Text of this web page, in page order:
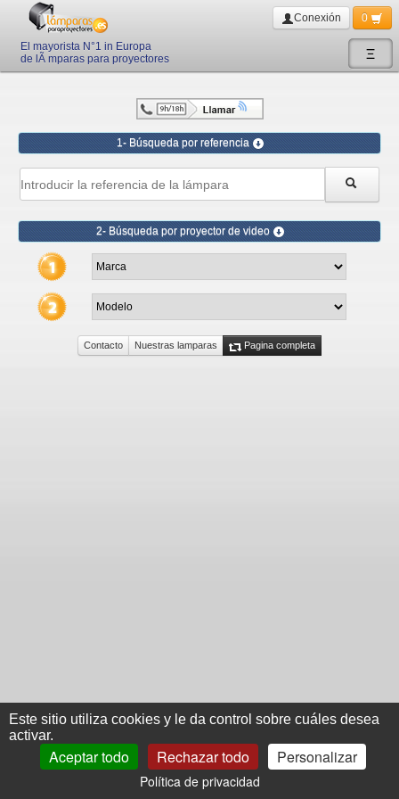
Ξ
El mayorista N°1 in Europa
de lÃ mparas para proyectores
Conexión 0
1- Búsqueda por referencia
2- Búsqueda por proyector de video
Contacto Nuestras lamparas Pagina completa
Este sitio utiliza cookies y le da control sobre cuáles desea
activar.
Aceptar todo Rechazar todo Personalizar
Política de privacidad